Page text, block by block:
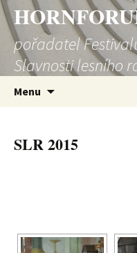
pořadatel
Slavnosti lesního
Menu
SLR 2015